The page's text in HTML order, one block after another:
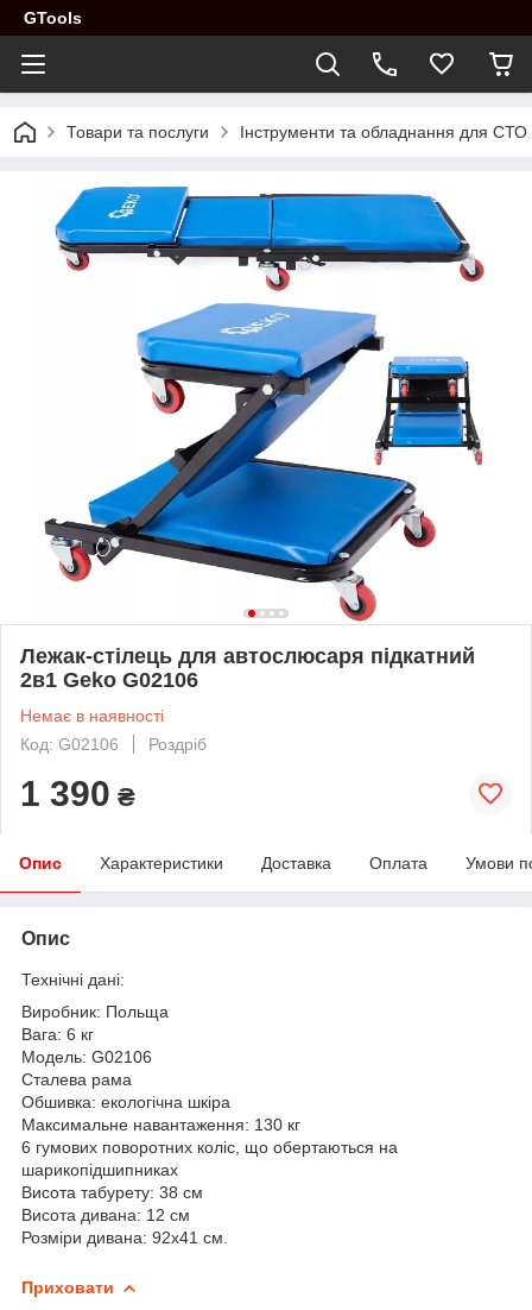
GTools
Товари та послуги Інструменти та обладнання для СТО
Лежак-стілець для автослюсаря підкатний
2в1 Geko G02106
Немає в наявності
Код: G02106
Роздріб
1 390 ₴
Опис Характеристики Доставка Оплата Умови
Опис
Технічні дані:
Виробник: Польща
Вага: 6 кг
Модель: G02106
Сталева рама
Обшивка: екологічна шкіра
Максимальне навантаження: 130 кг
6 гумових поворотних коліс, що обертаються на
шарикопідшипниках
Висота табурету: 38 см
Висота дивана: 12 см
Розміри дивана: 92х41 см.
Приховати